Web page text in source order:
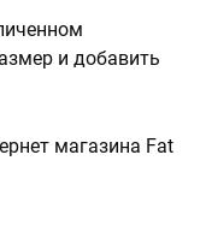
и добавить